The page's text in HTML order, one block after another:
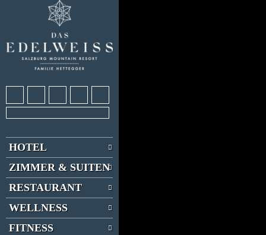
HOTEL
ZIMMER & SUITEN
RESTAURANT
WELLNESS
FITNESS